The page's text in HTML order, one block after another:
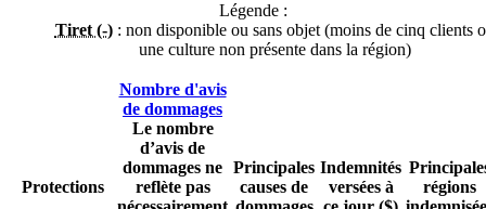
Légende :
Tiret (-) : non disponible ou sans objet (moins de cinq clients
une culture non présente dans la région)
Protections
Nombre d'avis
de dommages
Le nombre
d’avis de
dommages ne
reflète pas
Principales
causes de
Indemnités
versées à
régions